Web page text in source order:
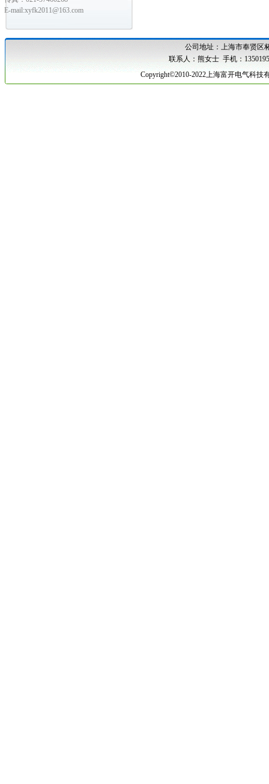
E-mail:xyfk2011@163.com
公司地址： 上海市奉贤区
联系人：熊女士 手机：
Copyright©2010-2022上海富开电气科技